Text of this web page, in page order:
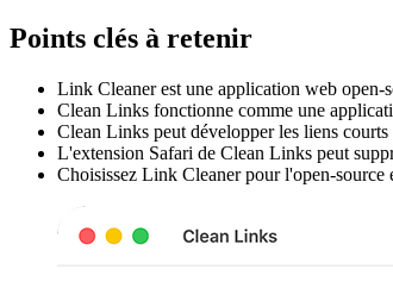
Points clés à retenir
Link Cleaner est une application web open-
Clean Links fonctionne comme une
Clean Links peut développer les liens
L'extension Safari de Clean Links peut
Choisissez Link Cleaner pour l'open-